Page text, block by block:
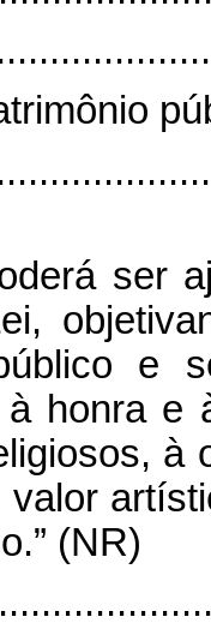
ser
e
à honra e
à
valor
(NR)